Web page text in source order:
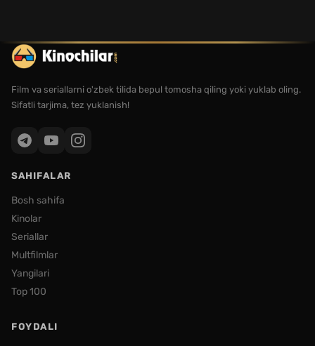
Film va seriallarni o'zbek tilida bepul tomosha qiling yoki yuklab oling.
Sifatli tarjima, tez yuklanish!
SAHIFALAR
Bosh sahifa
Kinolar
Seriallar
Multfilmlar
Yangilari
Top 100
FOYDALI